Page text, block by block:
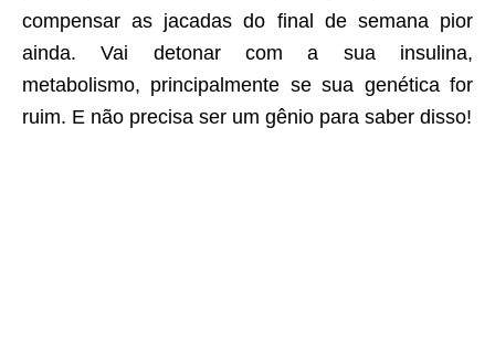
compensar as jacadas do final de semana pior
ainda. Vai detonar com a sua insulina,
metabolismo, principalmente se sua genética for
ruim. E não precisa ser um gênio para saber disso!